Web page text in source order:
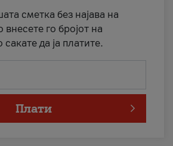
сметка без најава на
го бројот на
да ја платите.
Плати